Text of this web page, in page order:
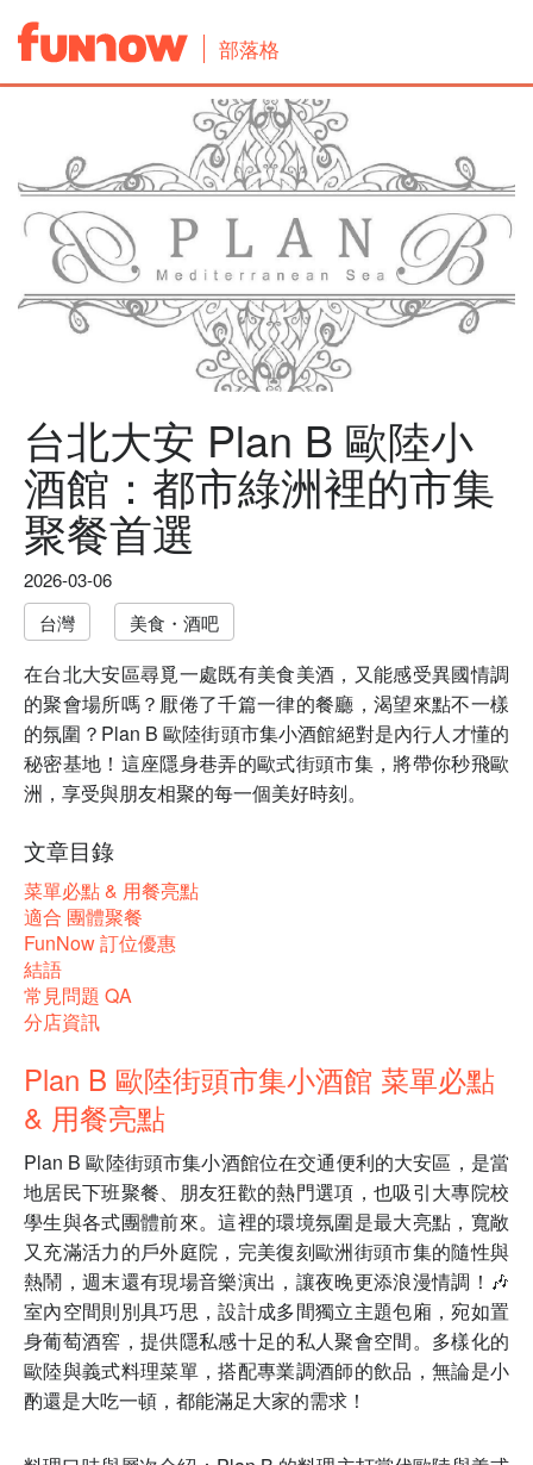
部落格
台北大安 Plan B 歐陸小
酒館：都市綠洲裡的市集
聚餐首選
2026-03-06
台灣
美食・酒吧
在台北大安區尋覓一處既有美食美酒，又能感受異國情調
的聚會場所嗎？厭倦了千篇一律的餐廳，渴望來點不一樣
的氛圍？Plan B 歐陸街頭市集小酒館絕對是內行人才懂的
秘密基地！這座隱身巷弄的歐式街頭市集，將帶你秒飛歐
洲，享受與朋友相聚的每一個美好時刻。
文章目錄
菜單必點 & 用餐亮點
適合 團體聚餐
FunNow 訂位優惠
結語
常見問題 QA
分店資訊
Plan B 歐陸街頭市集小酒館 菜單必點
& 用餐亮點
Plan B 歐陸街頭市集小酒館位在交通便利的大安區，是當
地居民下班聚餐、朋友狂歡的熱門選項，也吸引大專院校
學生與各式團體前來。這裡的環境氛圍是最大亮點，寬敞
又充滿活力的戶外庭院，完美復刻歐洲街頭市集的隨性與
熱鬧，週末還有現場音樂演出，讓夜晚更添浪漫情調！🎶
室內空間則別具巧思，設計成多間獨立主題包廂，宛如置
身葡萄酒窖，提供隱私感十足的私人聚會空間。多樣化的
歐陸與義式料理菜單，搭配專業調酒師的飲品，無論是小
酌還是大吃一頓，都能滿足大家的需求！